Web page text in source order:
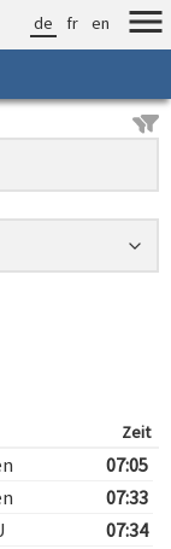
de fr en
Zeit
07:05
07:33
07:34